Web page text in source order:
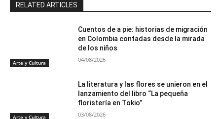
RELATED ARTICLES
Arte y Cultura
Cuentos de a pie: historias de migración
en Colombia contadas desde la mirada
de los niños
04/08/2026
Arte y Cultura
La literatura y las flores se unieron en el
lanzamiento del libro “La pequeña
floristería en Tokio”
03/08/2026